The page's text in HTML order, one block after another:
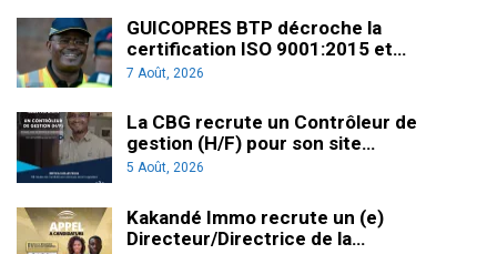
GUICOPRES BTP décroche la
certification ISO 9001:2015 et…
7 Août, 2026
La CBG recrute un Contrôleur de
gestion (H/F) pour son site…
5 Août, 2026
Kakandé Immo recrute un (e)
Directeur/Directrice de la…